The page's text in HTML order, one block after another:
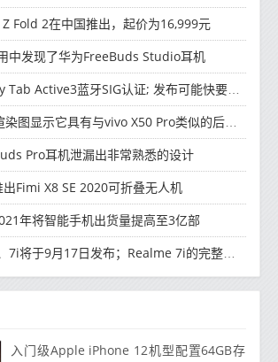
Fold 2在中国推出，起价为16,999元
中发现了华为FreeBuds Studio耳机
Active3蓝牙SIG认证; 发布可能快要结束了
图显示它具有与vivo X50 Pro类似的后部设计
Pro耳机泄漏出非常熟悉的设计
Fimi X8 SE 2020可折叠无人机
年将智能手机出货量提高至3亿部
于9月17日发布；Realme 7i的完整规格并导致泄漏
入门级Apple iPhone 12机型配置64GB存